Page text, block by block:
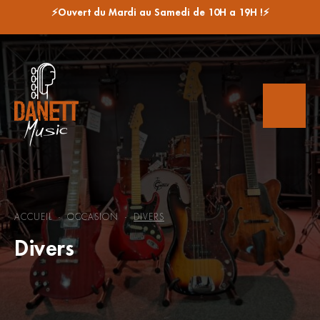
⚡Ouvert du Mardi au Samedi de 10H a 19H !⚡
Divers
ACCUEIL - OCCASION - DIVERS